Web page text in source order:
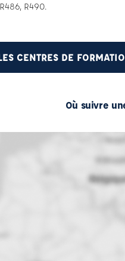
R490.
CENTRES DE
Où suivre